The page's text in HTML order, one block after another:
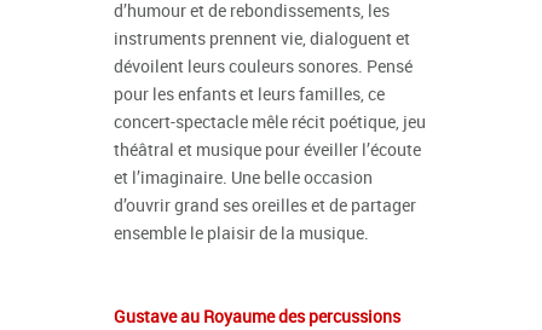
d’humour et de rebondissements, les
instruments prennent vie, dialoguent et
dévoilent leurs couleurs sonores. Pensé
pour les enfants et leurs familles, ce
concert-spectacle mêle récit poétique, jeu
théâtral et musique pour éveiller l’écoute
et l’imaginaire. Une belle occasion
d’ouvrir grand ses oreilles et de partager
ensemble le plaisir de la musique.
Gustave au Royaume des percussions